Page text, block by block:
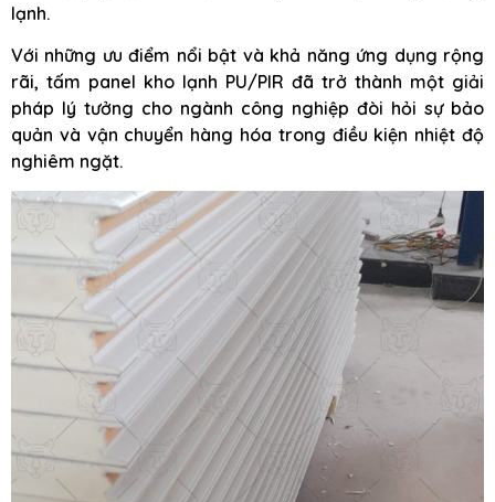
lạnh.
Với những ưu điểm nổi bật và khả năng ứng dụng rộng
rãi, tấm panel kho lạnh PU/PIR đã trở thành một giải
pháp lý tưởng cho ngành công nghiệp đòi hỏi sự bảo
quản và vận chuyển hàng hóa trong điều kiện nhiệt độ
nghiêm ngặt.